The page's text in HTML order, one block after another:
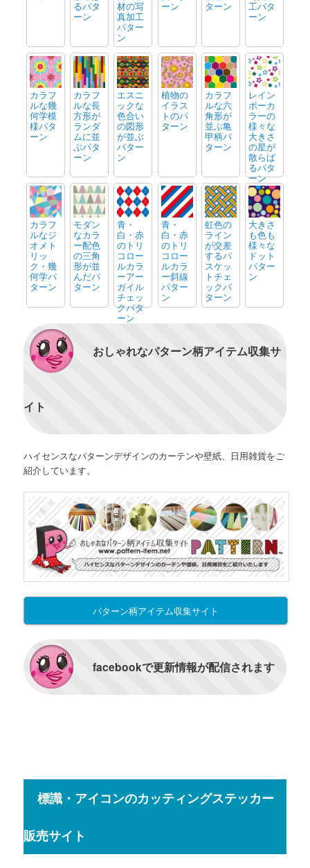
るパタ
ーン
材の写
真加工
パター
ン
ーン ターン 工パタ
ーン
カラフ
ルな幾
何学模
様パタ
ーン
カラフ
ルな長
方形が
ランダ
ムに並
ぶパタ
ーン
エスニ
ックな
色合い
の図形
が並ぶ
パター
ン
植物の
イラス
トのパ
ターン
カラフ
ルな六
角形が
並ぶ亀
甲柄パ
ターン
レイン
ボーカ
ラーの
様々な
大きさ
の星が
散らば
るパタ
ーン
カラフ
ルなジ
オメト
リッ
ク・幾
何学パ
ターン
モダン
なカラ
ー配色
の三角
形が並
んだパ
ターン
青・
白・赤
のトリ
コロー
ルカラ
ーアー
ガイル
チェッ
クパタ
ーン
青・
白・赤
のトリ
コロー
ルカラ
ー斜線
パター
ン
虹色の
ライン
が交差
するバ
スケッ
トチェ
ックパ
ターン
大きさ
も色も
様々な
ドット
パター
ン
おしゃれなパターン柄アイテム収集サ
イト
ハイセンスなパターンデザインのカーテンや壁紙、日用雑貨をご
紹介しています。
パターン柄アイテム収集サイト
facebookで更新情報が配信されます
標識・アイコンのカッティングステッカー
販売サイト